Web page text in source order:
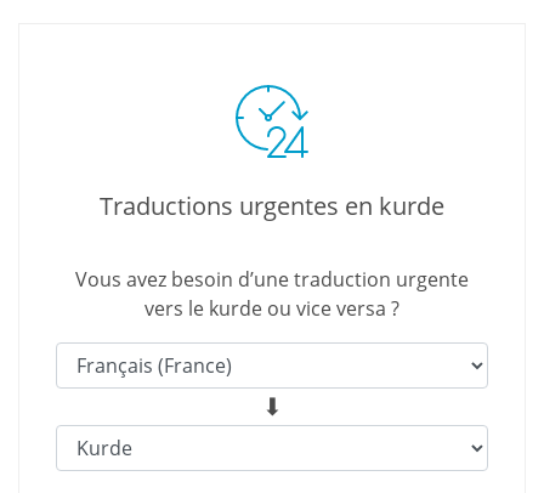
Traductions urgentes en kurde
Vous avez besoin d’une traduction urgente
vers le kurde ou vice versa ?